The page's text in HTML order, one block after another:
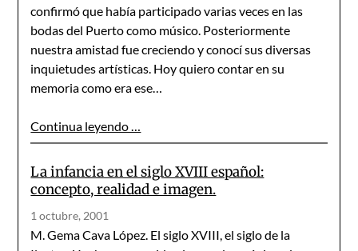
confirmó que había participado varias veces en las
bodas del Puerto como músico. Posteriormente
nuestra amistad fue creciendo y conocí sus diversas
inquietudes artísticas. Hoy quiero contar en su
memoria como era ese…
Continua leyendo …
La infancia en el siglo XVIII español:
concepto, realidad e imagen.
1 octubre, 2001
M. Gema Cava López. El siglo XVIII, el siglo de la